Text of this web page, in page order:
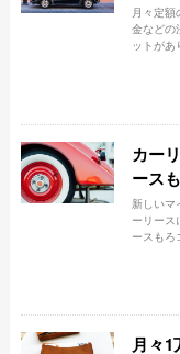
月々定
金などの
ットが
ンカー
カー
ース
新しいマ
ーリース
ースもろ
ろコミ
月々